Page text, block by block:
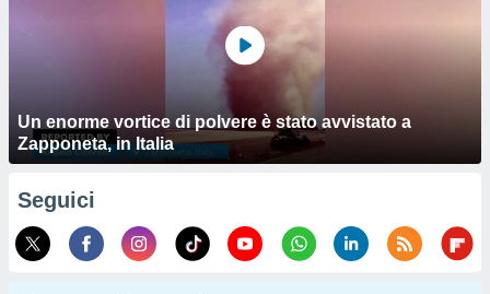
Un enorme vortice di polvere è stato avvistato a
Zapponeta, in Italia
Seguici